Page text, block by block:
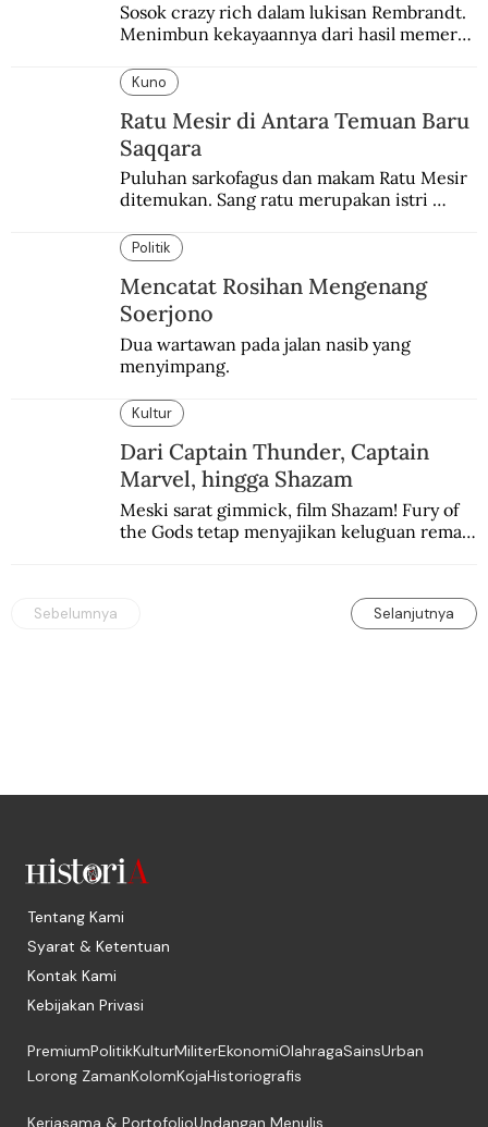
Sosok crazy rich dalam lukisan Rembrandt.
Menimbun kekayaannya dari hasil memeras
Kuno
Ratu Mesir di Antara Temuan Baru
Saqqara
Puluhan sarkofagus dan makam Ratu Mesir
ditemukan. Sang ratu merupakan istri
sebelumnya keberadaannya tak pernah
diketahui.
Politik
Mencatat Rosihan Mengenang
Soerjono
Dua wartawan pada jalan nasib yang
menyimpang.
Kultur
Dari Captain Thunder, Captain
Marvel, hingga Shazam
Meski sarat gimmick, film Shazam! Fury of
the Gods tetap menyajikan keluguan remaja
Sebelumnya Selanjutnya
Tentang Kami
Syarat & Ketentuan
Kontak Kami
Kebijakan Privasi
PremiumPolitikKulturMiliterEkonomiOlahragaSainsUrban
Lorong ZamanKolomKojaHistoriografis
Kerjasama & PortofolioUndangan Menulis